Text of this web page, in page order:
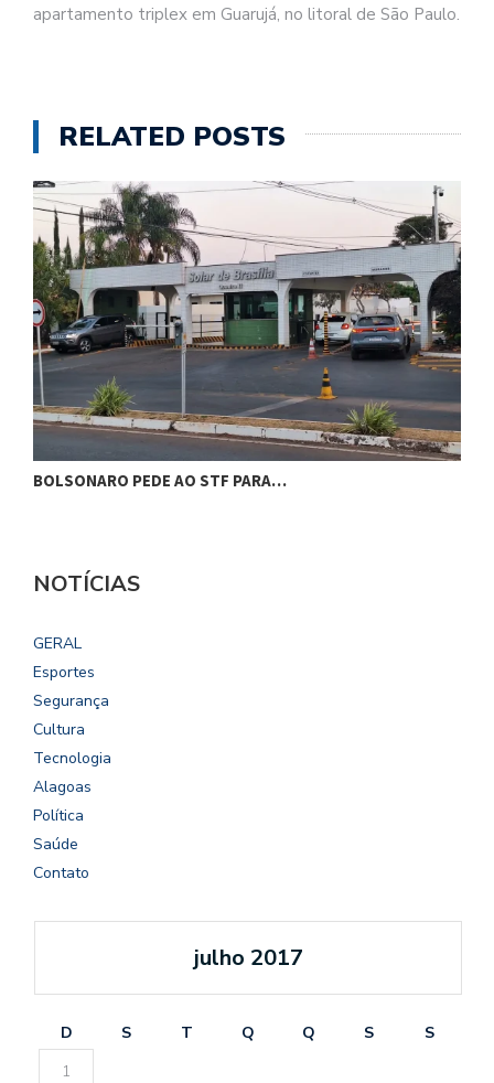
apartamento triplex em Guarujá, no litoral de São Paulo.
RELATED POSTS
BOLSONARO PEDE AO STF PARA…
NOTÍCIAS
GERAL
Esportes
Segurança
Cultura
Tecnologia
Alagoas
Política
Saúde
Contato
julho 2017
D S T Q Q S
S
1